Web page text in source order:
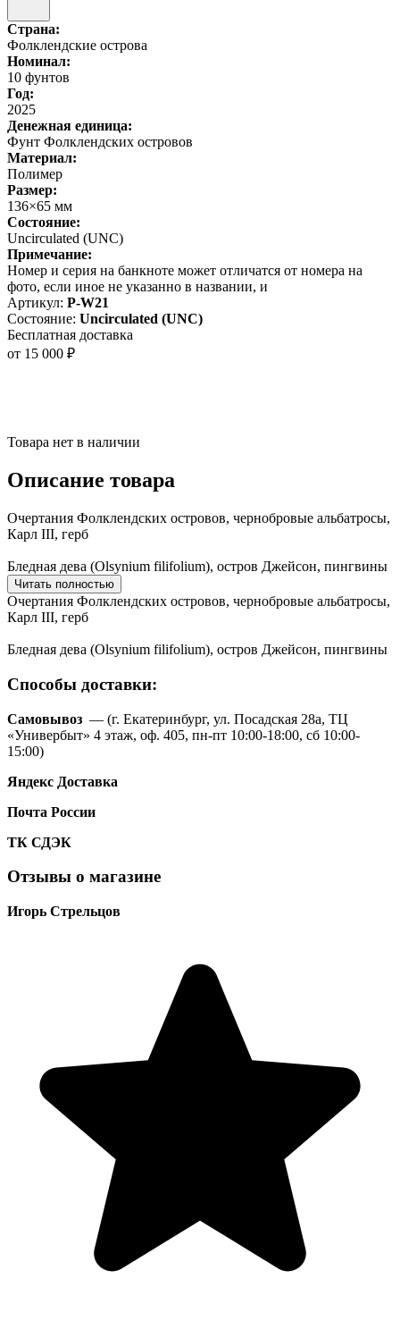
Страна:
Фолклендские острова
Номинал:
10 фунтов
Год:
2025
Денежная единица:
Фунт Фолклендских островов
Материал:
Полимер
Размер:
136×65 мм
Состояние:
Uncirculated (UNC)
Примечание:
Номер и серия на банкноте может отличатся от номера на
фото, если иное не указанно в названии, и
Артикул: P-W21
Состояние: Uncirculated (UNC)
Бесплатная доставка
от 15 000 ₽
Товара нет в наличии
Описание товара
Очертания Фолклендских островов, чернобровые альбатросы,
Карл III, герб
Бледная дева (Olsynium filifolium), остров Джейсон, пингвины
Читать полностью
Очертания Фолклендских островов, чернобровые альбатросы,
Карл III, герб
Бледная дева (Olsynium filifolium), остров Джейсон, пингвины
Способы доставки:
Самовывоз — (г. Екатеринбург, ул. Посадская 28а, ТЦ
«Универбыт» 4 этаж, оф. 405, пн-пт 10:00-18:00, сб 10:00-
15:00)
Яндекс Доставка
Почта России
ТК СДЭК
Отзывы о магазине
Игорь Стрельцов